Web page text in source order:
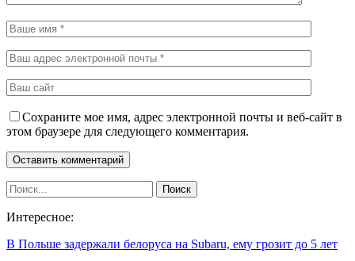
Сохраните мое имя, адрес электронной почты и веб-сайт в
этом браузере для следующего комментария.
Интересное:
В Польше задержали белоруса на Subaru, ему грозит до 5 лет